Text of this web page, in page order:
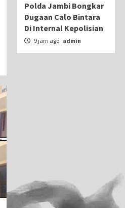
Polda Jambi Bongkar
Dugaan Calo Bintara
Di Internal Kepolisian
9 jam ago admin